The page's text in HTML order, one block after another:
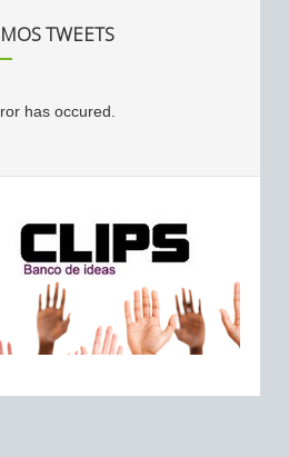
TWEETS
has occured.